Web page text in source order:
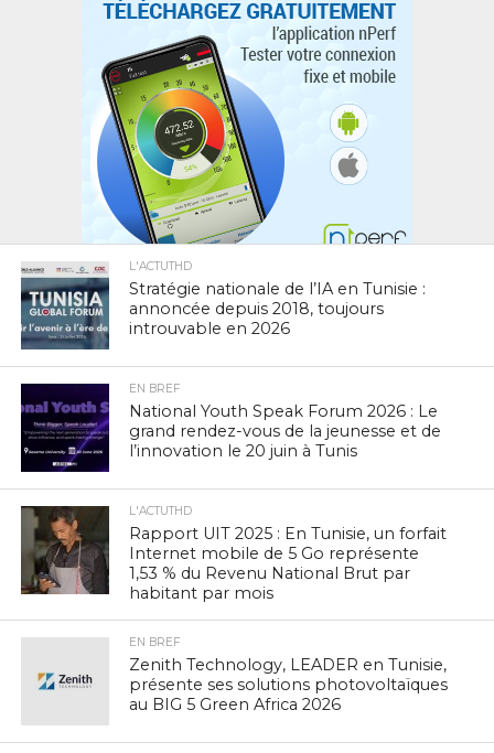
L'ACTUTHD
Stratégie nationale de l’IA en Tunisie :
annoncée depuis 2018, toujours
introuvable en 2026
EN BREF
National Youth Speak Forum 2026 : Le
grand rendez-vous de la jeunesse et de
l’innovation le 20 juin à Tunis
L'ACTUTHD
Rapport UIT 2025 : En Tunisie, un forfait
Internet mobile de 5 Go représente
1,53 % du Revenu National Brut par
habitant par mois
EN BREF
Zenith Technology, LEADER en Tunisie,
présente ses solutions photovoltaïques
au BIG 5 Green Africa 2026